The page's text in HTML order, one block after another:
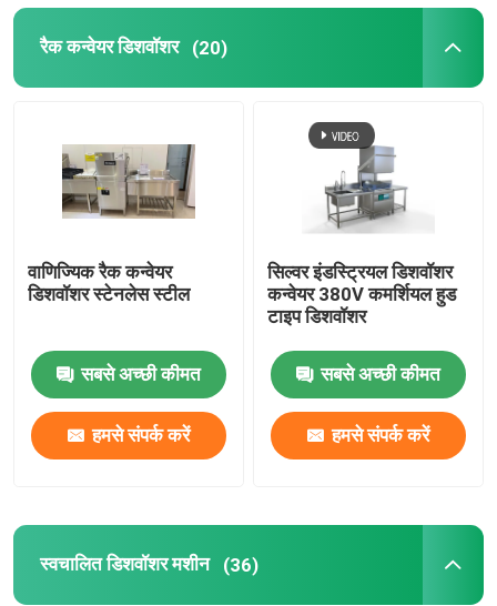
रैक कन्वेयर डिशवॉशर (20)
वाणिज्यिक रैक कन्वेयर
डिशवॉशर स्टेनलेस स्टील
सबसे अच्छी कीमत
हमसे संपर्क करें
सिल्वर इंडस्ट्रियल डिशवॉशर
कन्वेयर 380V कमर्शियल हुड
टाइप डिशवॉशर
सबसे अच्छी कीमत
हमसे संपर्क करें
स्वचालित डिशवॉशर मशीन (36)